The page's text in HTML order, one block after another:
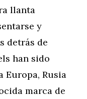
llanta
y
detrás de
han sido
Europa, Rusia
marca de